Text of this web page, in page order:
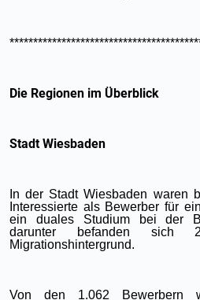
Die Regionen im Überblick
Stadt Wiesbaden
In der Stadt Wiesbaden waren
Interessierte als Bewerber für
ein duales Studium bei der
darunter befanden sich
Migrationshintergrund.
Von den 1.062 Bewerbern